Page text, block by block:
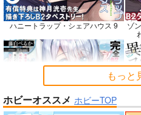
悪縁
ぽむ屋
770円（税込）
Fate/Grand Order
マシュ・キリエライト
サンプル
RED
OMNIBUS
ハイパーソ
ル
3,025 （
Fate/Grand
カルナ
ア
サン
ハニートラップ・シェアハウス 9
ゾ
完全解呪のプリースト 2
もっと
ホビーオススメ ホビーTOP